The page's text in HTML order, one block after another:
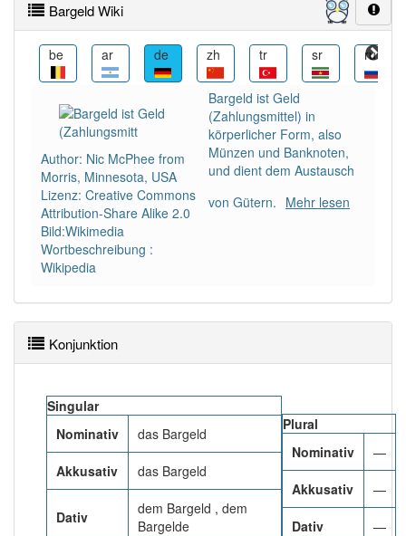
×
Wörter, die mit "-geld" enden, haben fast immer
Artikel:das.
DER:
DIE:0
DAS:175
PowerIndex:19
Häufigkeit: 6 von 10
Wörter mit Endung
Wörter mit Endung-bargeldaber mit einem anderen
Artikeldas: 0
98% unserer Spielapp-Nutzer haben den Artikel
korrekt erraten.
Bargeld Wiki
be ar de zh tr sr ru
Author: Nic McPhee from
Morris, Minnesota, USA
Lizenz: Creative Commons
Attribution-Share Alike 2.0
Bild:Wikimedia
Wortbeschreibung :
Wikipedia
Bargeld ist Geld
(Zahlungsmittel) in
körperlicher Form, also
Münzen und Banknoten,
und dient dem Austausch
von Gütern. Mehr lesen
Konjunktion
Singular
Nominativ
das Bargeld
Akkusativ das Bargeld
Dativ
dem Bargeld , dem
Bargelde
Plural
Nominativ
—
Akkusativ —
Dativ —